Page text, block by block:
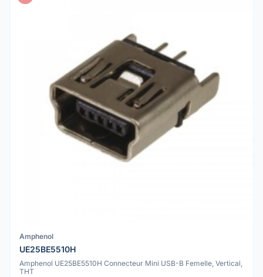
Amphenol
UE25BE5510H
Amphenol UE25BE5510H Connecteur Mini USB-B Femelle, Vertical,
THT